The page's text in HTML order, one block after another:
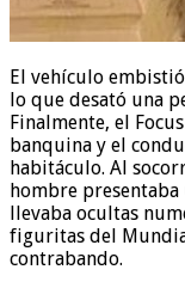
El vehículo
lo que desató una
Finalmente, el
banquina y el
habitáculo. Al
hombre
llevaba ocultas
figuritas del
contrabando.